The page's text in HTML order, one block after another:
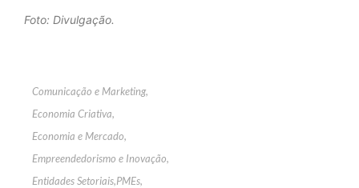
Foto: Divulgação.
Comunicação e Marketing,
Economia Criativa,
Economia e Mercado,
Empreendedorismo e Inovação,
Entidades Setoriais,PMEs,